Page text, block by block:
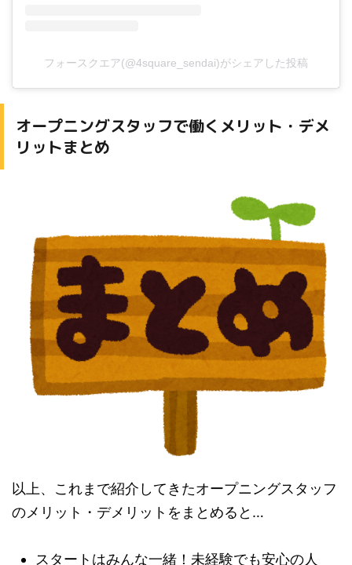
フォースクエア(@4square_sendai)がシェアした投稿
オープニングスタッフで働くメリット・デメ
リットまとめ
以上、これまで紹介してきたオープニングスタッフ
のメリット・デメリットをまとめると…
スタートはみんな一緒！未経験でも安心の人